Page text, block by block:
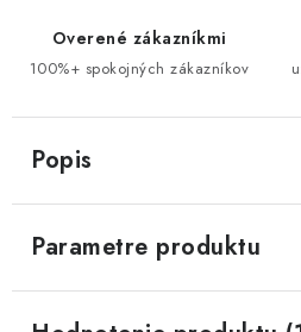
Overené zákazníkmi
100%+ spokojných zákazníkov
Popis
Parametre produktu